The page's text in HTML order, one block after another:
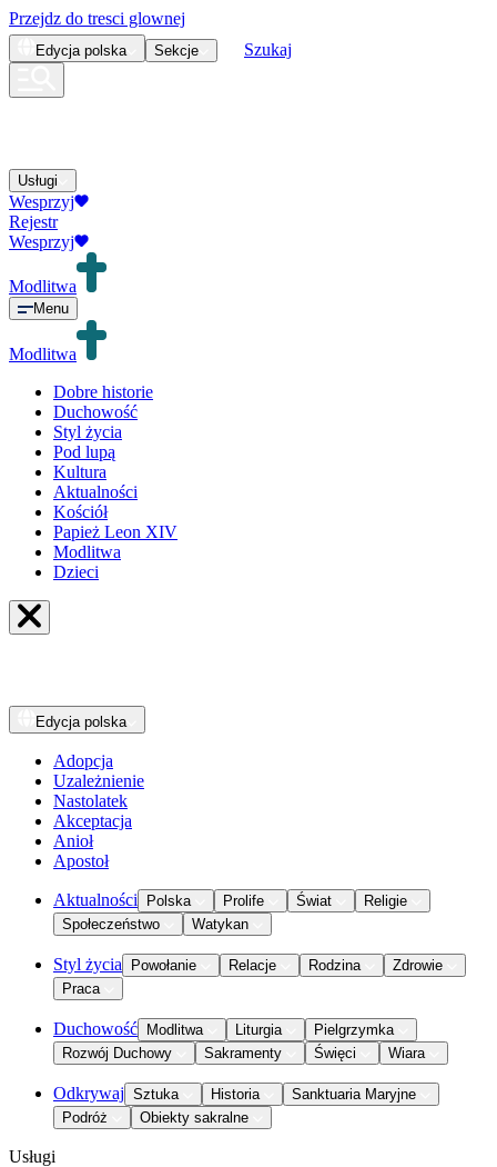
Przejdz do tresci glownej
Edycja polska Sekcje Szukaj
Usługi
Wesprzyj
Rejestr
Wesprzyj
Modlitwa
Menu
Modlitwa
Dobre historie
Duchowość
Styl życia
Pod lupą
Kultura
Aktualności
Kościół
Papież Leon XIV
Modlitwa
Dzieci
Edycja polska
Adopcja
Uzależnienie
Nastolatek
Akceptacja
Anioł
Apostoł
Aktualności Polska Prolife Świat
Religie
Społeczeństwo
Watykan
Styl życia Powołanie Relacje Rodzina
Zdrowie
Praca
Duchowość Modlitwa Liturgia
Pielgrzymka
Rozwój Duchowy
Sakramenty Święci Wiara
Odkrywaj Sztuka Historia
Sanktuaria Maryjne
Podróż
Obiekty sakralne
Usługi